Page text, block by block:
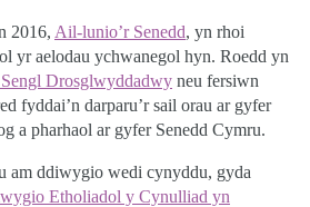
2016, Ail-lunio’r Senedd, yn rhoi
yr aelodau ychwanegol hyn. Roedd yn
Drosglwyddadwy neu fersiwn
fyddai’n darparu’r sail orau ar gyfer
a pharhaol ar gyfer Senedd Cymru.
am ddiwygio wedi cynyddu, gyda
Etholiadol y Cynulliad yn